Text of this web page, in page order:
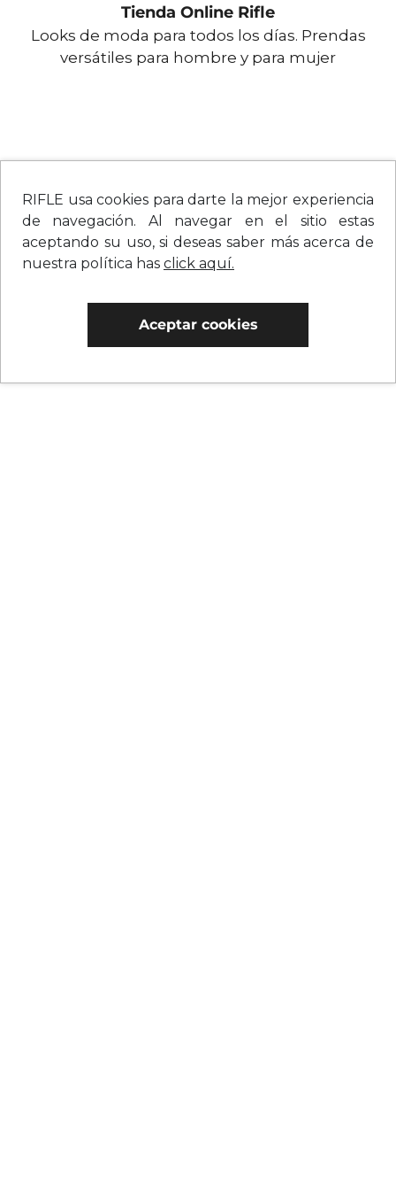
RIFLE usa cookies para darte la mejor experiencia
de navegación. Al navegar en el sitio estas
aceptando su uso, si deseas saber más acerca de
nuestra política has click aquí.
Aceptar cookies
Tienda Online Rifle
Looks de moda para todos los días. Prendas
versátiles para hombre y para mujer